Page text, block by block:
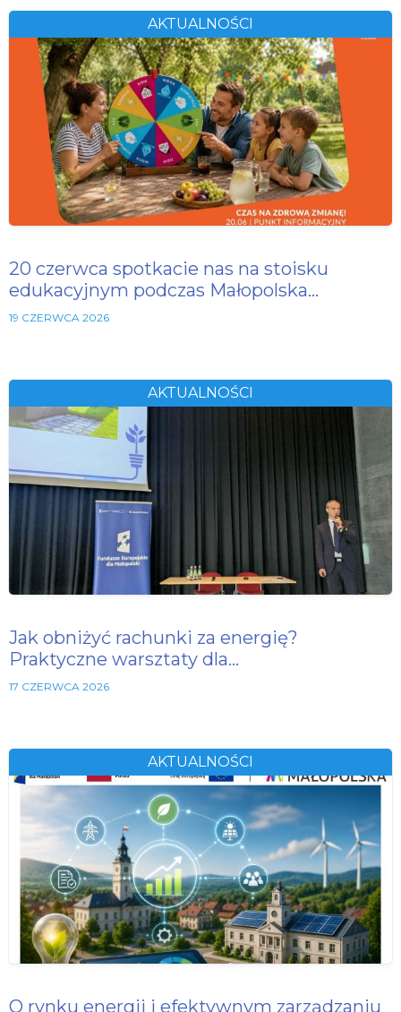
AKTUALNOŚCI
20 czerwca spotkacie nas na stoisku
edukacyjnym podczas Małopolska…
19 CZERWCA 2026
AKTUALNOŚCI
Jak obniżyć rachunki za energię?
Praktyczne warsztaty dla…
17 CZERWCA 2026
AKTUALNOŚCI
O rynku energii i efektywnym zarządzaniu